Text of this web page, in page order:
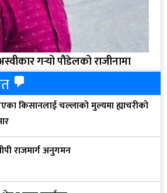
गर्‍यो पौडेलको राजीनामा
किसानलाई चल्लाको मुल्यमा ह्याचरीको
बीपी राजमार्ग अनुगमन